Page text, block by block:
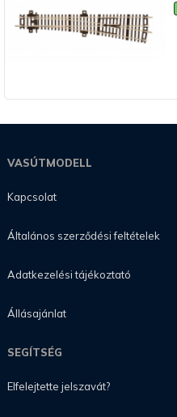
VASÚTMODELL
Kapcsolat
Általános szerződési feltételek
Adatkezelési tájékoztató
Állásajánlat
SEGÍTSÉG
Elfelejtette jelszavát?